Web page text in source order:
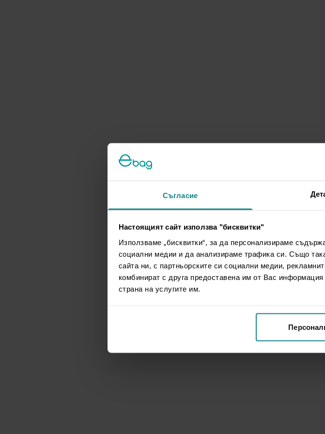
Съгласие
Настоящият сайт използва "бисквитки"
Използваме „бисквитки“, за да персонализираме
социални медии и да анализираме трафика си. Също
сайта ни, с партньорските си социални медии,
комбинират с друга предоставена им от Вас
страна на услугите им.